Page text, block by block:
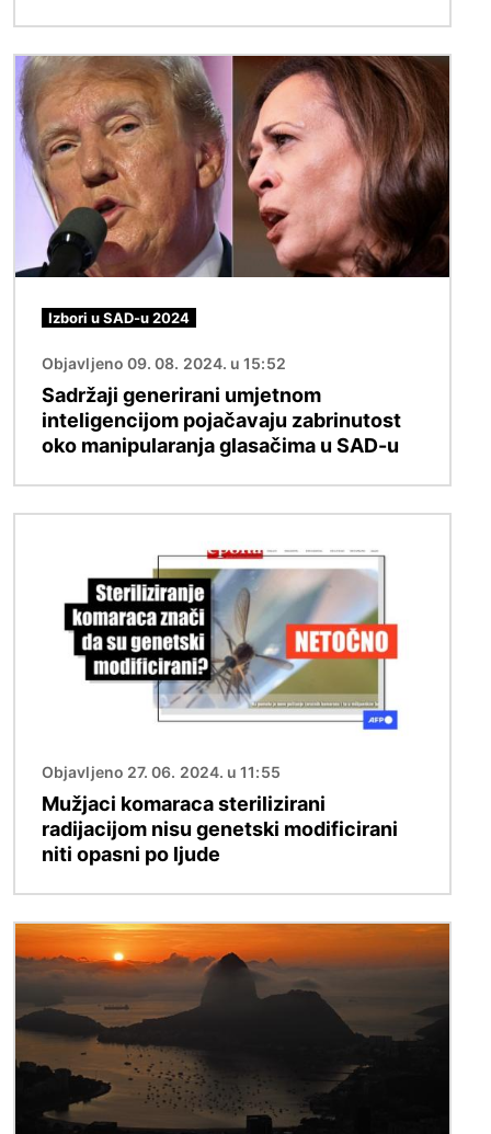
Slika
Izbori u SAD-u 2024
Objavljeno 09. 08. 2024. u 15:52
Sadržaji generirani umjetnom
inteligencijom pojačavaju zabrinutost
oko manipularanja glasačima u SAD-u
Objavljeno 27. 06. 2024. u 11:55
Mužjaci komaraca sterilizirani
radijacijom nisu genetski modificirani
niti opasni po ljude
Slika